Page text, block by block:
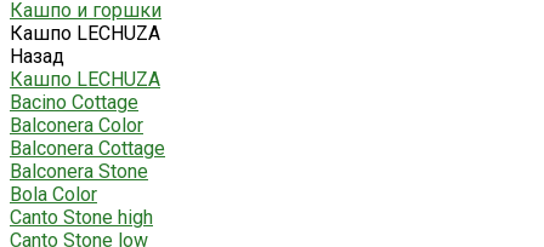
Кашпо и горшки
Кашпо LECHUZA
Назад
Кашпо LECHUZA
Bacino Cottage
Balconera Color
Balconera Cottage
Balconera Stone
Bola Color
Canto Stone high
Canto Stone low